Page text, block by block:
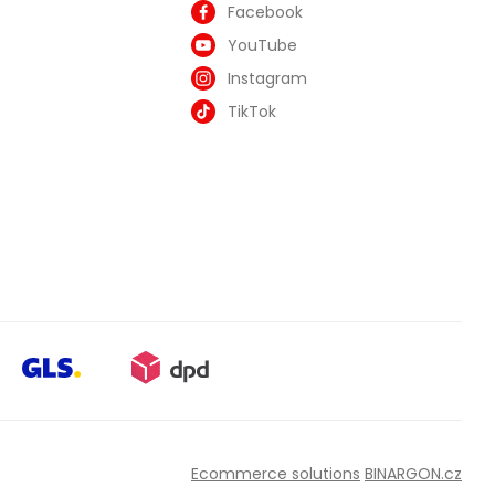
Facebook
YouTube
Instagram
TikTok
Ecommerce solutions BINARGON.cz